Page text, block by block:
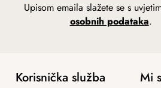
Upisom emaila slažete se s
osobnih podataka.
Korisnička služba Mi